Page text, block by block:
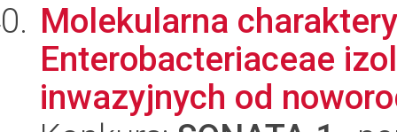
Molekularna
Enterobacteriaceae
inwazyjnych od